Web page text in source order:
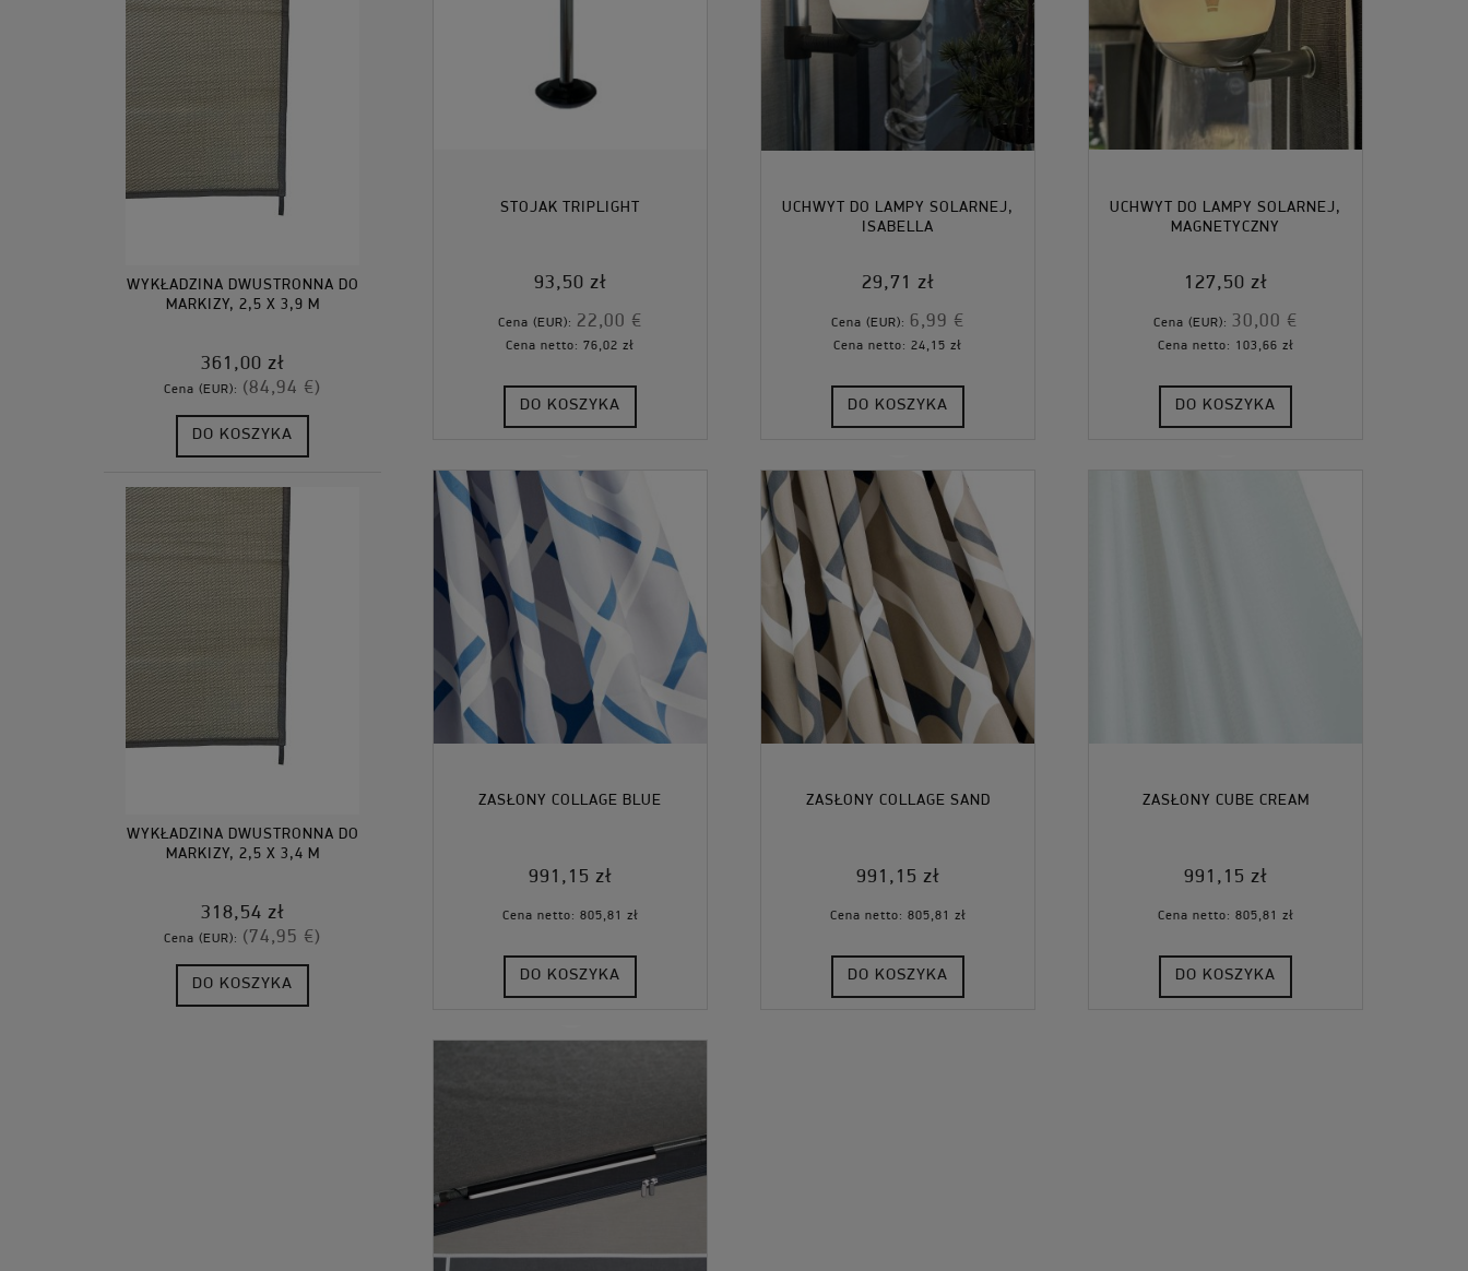
WYKŁADZINA DWUSTRONNA DO
MARKIZY, 2,5 X 3,9 M
361,00 zł
Cena (EUR): (84,94 €)
DO KOSZYKA
WYKŁADZINA DWUSTRONNA DO
MARKIZY, 2,5 X 3,4 M
318,54 zł
Cena (EUR): (74,95 €)
DO KOSZYKA
STOJAK TRIPLIGHT
93,50 zł
Cena (EUR): 22,00 €
Cena netto: 76,02 zł
DO KOSZYKA
UCHWYT DO LAMPY SOLARNEJ,
ISABELLA
29,71 zł
Cena (EUR): 6,99 €
Cena netto: 24,15 zł
DO KOSZYKA
UCHWYT DO LAMPY SOLARNEJ,
MAGNETYCZNY
127,50 zł
Cena (EUR): 30,00 €
Cena netto: 103,66 zł
DO KOSZYKA
ZASŁONY COLLAGE BLUE
991,15 zł
Cena netto: 805,81 zł
DO KOSZYKA
ZASŁONY COLLAGE SAND
991,15 zł
Cena netto: 805,81 zł
DO KOSZYKA
ZASŁONY CUBE CREAM
991,15 zł
Cena netto: 805,81 zł
DO KOSZYKA